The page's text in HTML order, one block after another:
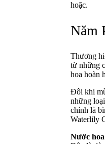
hoặc.
Năm
Thương
từ những
hoa hoàn
Đôi khi
những
chính là
Waterlily
Nước